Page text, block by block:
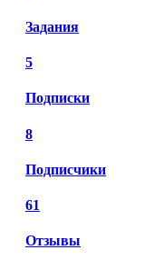
Задания
5
Подписки
8
Подписчики
61
Отзывы